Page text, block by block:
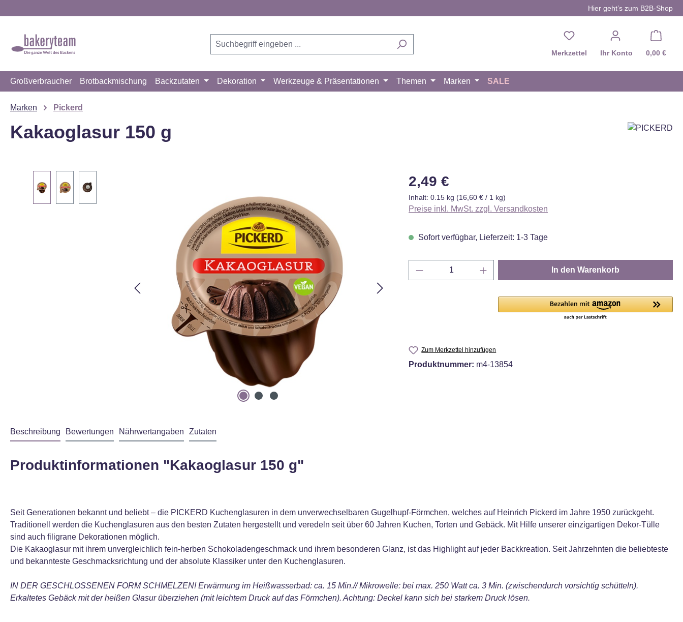
Hier geht’s zum B2B-Shop
Merkzettel Du hast 0 Produkte auf
Ihr Konto 0,00 €
Großverbraucher Brotbackmischung Backzutaten Dekoration Werkzeuge & Präsentationen Themen Marken SALE
Marken Pickerd
Kakaoglasur 150 g
Regulärer Preis:
2,49 €
Inhalt: 0.15 kg (16,60 € / 1 kg)
Preise inkl. MwSt. zzgl. Versandkosten
Sofort verfügbar, Lieferzeit: 1-3 Tage
Produkt Anzahl: Gib den gewünschten Wert ein
In den Warenkorb
Zum Merkzettel hinzufügen
Produktnummer: m4-13854
Beschreibung Bewertungen Nährwertangaben Zutaten
Produktinformationen "Kakaoglasur 150 g"
Seit Generationen bekannt und beliebt – die PICKERD Kuchenglasuren in dem unverwechselbaren Gugelhupf-Förmchen, welches auf Heinrich Pickerd im Jahre 1950 zurückgeht.
Traditionell werden die Kuchenglasuren aus den besten Zutaten hergestellt und veredeln seit über 60 Jahren Kuchen, Torten und Gebäck. Mit Hilfe unserer einzigartigen Dekor-Tülle
sind auch filigrane Dekorationen möglich.
Die Kakaoglasur mit ihrem unvergleichlich fein-herben Schokoladengeschmack und ihrem besonderen Glanz, ist das Highlight auf jeder Backkreation. Seit Jahrzehnten die beliebteste
und bekannteste Geschmacksrichtung und der absolute Klassiker unter den Kuchenglasuren.
IN DER GESCHLOSSENEN FORM SCHMELZEN! Erwärmung im Heißwasserbad: ca. 15 Min.// Mikrowelle: bei max. 250 Watt ca. 3 Min. (zwischendurch vorsichtig schütteln).
Erkaltetes Gebäck mit der heißen Glasur überziehen (mit leichtem Druck auf das Förmchen). Achtung: Deckel kann sich bei starkem Druck lösen.